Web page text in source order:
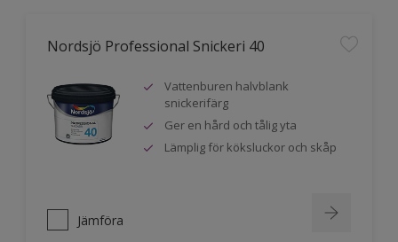
Nordsjö Professional Snickeri 40
Vattenburen halvblank
snickerifärg
Ger en hård och tålig yta
Lämplig för köksluckor och skåp
Jämföra